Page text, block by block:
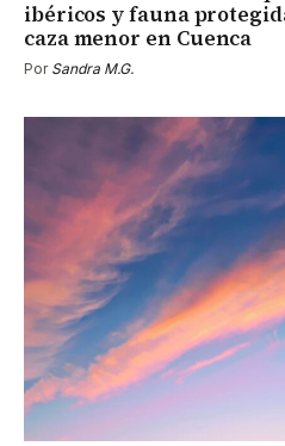
ibéricos y fauna
caza menor en Cuenca
Por Sandra M.G.